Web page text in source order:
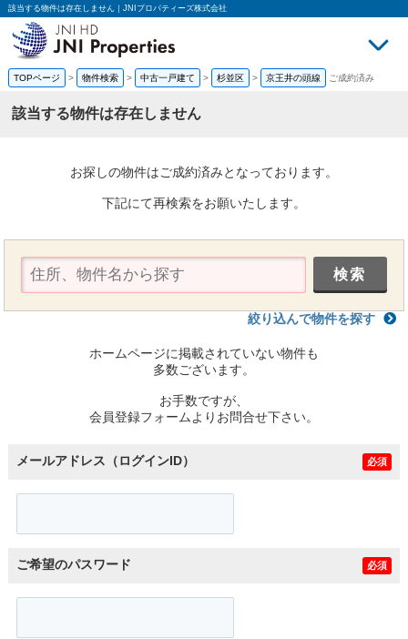
該当する物件は存在しません｜JNIプロパティーズ株式会社
TOPページ > 物件検索 > 中古一戸建て > 杉並区 > 京王井の頭線 ご成約済み
該当する物件は存在しません
お探しの物件はご成約済みとなっております。
下記にて再検索をお願いたします。
絞り込んで物件を探す
ホームページに掲載されていない物件も
多数ございます。
お手数ですが、
会員登録フォームよりお問合せ下さい。
メールアドレス（ログインID） 必須
ご希望のパスワード 必須